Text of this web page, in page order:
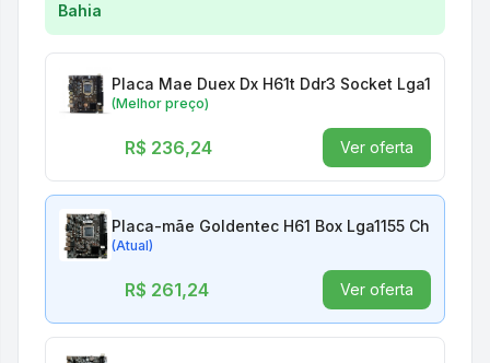
Bahia
Placa Mae Duex Dx H61t Ddr3 Socket Lga1155
(Melhor preço)
R$ 236,24 Ver oferta
Placa-mãe Goldentec H61 Box Lga1155 Chipset
(Atual)
R$ 261,24 Ver oferta